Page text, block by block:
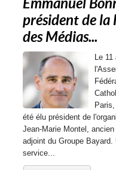
Emmanuel
président de la
des Médias...
Le
été élu président de
Jean-Marie Montel, ancien
adjoint du Groupe Bayard.
service...